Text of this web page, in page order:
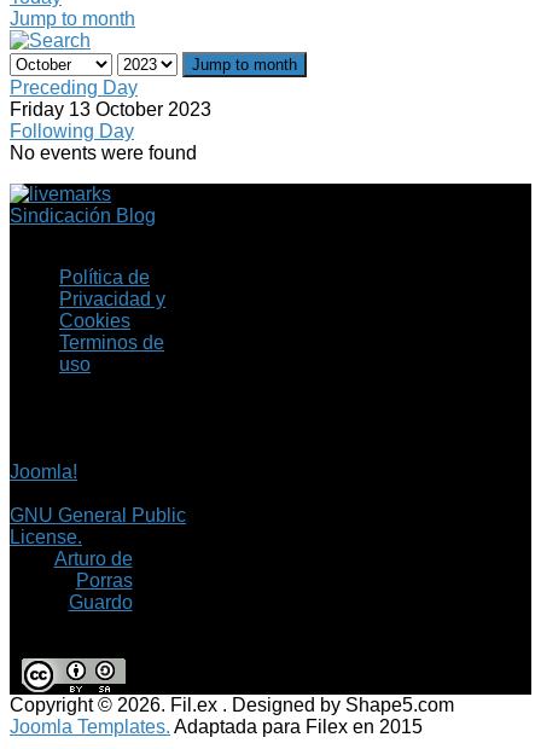
Jump to month
Jump to month
Preceding Day
Friday 13 October 2023
Following Day
No events were found
Sindicación Blog
Política de
Privacidad y
Cookies
Terminos de
uso
Joomla!
GNU General Public
License.
Arturo de
Porras
Guardo
Copyright © 2026. Fil.ex . Designed by Shape5.com
Joomla Templates. Adaptada para Filex en 2015